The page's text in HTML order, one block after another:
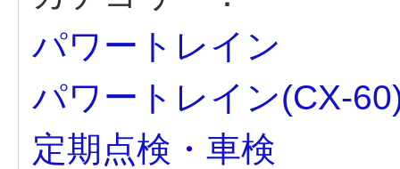
パワートレイン
パワートレイン(CX-
定期点検・車検